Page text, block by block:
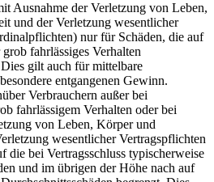
Ausnahme der Verletzung von Leben,
und der Verletzung wesentlicher
nur für Schäden, die auf
fahrlässiges Verhalten
gilt auch für mittelbare
entgangenen Gewinn.
Verbrauchern außer bei
fahrlässigem Verhalten oder bei
von Leben, Körper und
wesentlicher Vertragspflichten
die bei Vertragsschluss typischerweise
und im übrigen der Höhe nach auf